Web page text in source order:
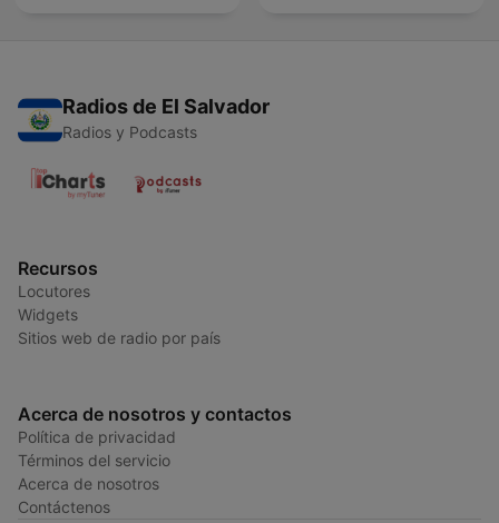
Radios de El Salvador
Radios y Podcasts
Recursos
Locutores
Widgets
Sitios web de radio por país
Acerca de nosotros y contactos
Política de privacidad
Términos del servicio
Acerca de nosotros
Contáctenos